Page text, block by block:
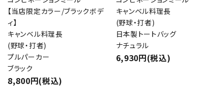
【当店限定カラー/ブラックボデ
ィ】
キャンベル料理長
(野球・打者)
プルパーカー
ブラック
8,800円(税込)
キャンベル料理長
(野球・打者)
日本製トートバッグ
ナチュラル
6,930円(税込)